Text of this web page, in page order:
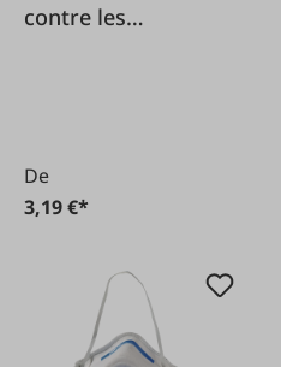
contre les
De
3,19 €*